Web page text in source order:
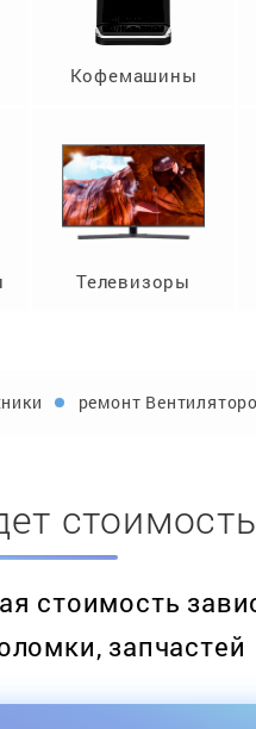
Кофемашины
Телевизоры
ремонт
стоимость
запчастей